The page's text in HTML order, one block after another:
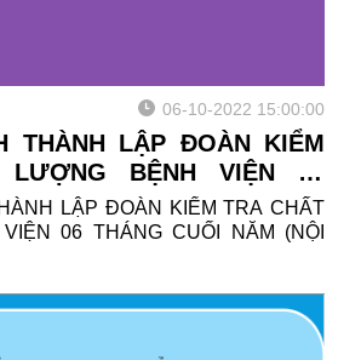
06-10-2022 15:00:00
THÀNH LẬP ĐOÀN KIỂM
LƯỢNG BỆNH VIỆN 06
NĂM (NỘI KIỂM)
LẬP ĐOÀN KIỂM TRA CHẤT
06 THÁNG CUỐI NĂM (NỘI